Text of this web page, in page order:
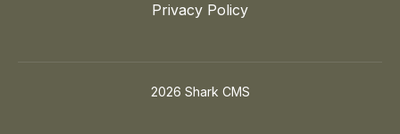
Privacy Policy
2026 Shark CMS